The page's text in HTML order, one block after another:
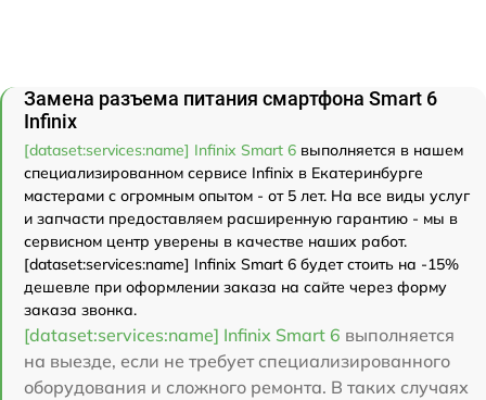
Замена разъема питания смартфона Smart 6
Infinix
[dataset:services:name] Infinix Smart 6 выполняется в нашем
специализированном сервисе Infinix в Екатеринбурге
мастерами с огромным опытом - от 5 лет. На все виды услуг
и запчасти предоставляем расширенную гарантию - мы в
сервисном центр уверены в качестве наших работ.
[dataset:services:name] Infinix Smart 6 будет стоить на -15%
дешевле при оформлении заказа на сайте через форму
заказа звонка.
[dataset:services:name] Infinix Smart 6 выполняется
на выезде, если не требует специализированного
оборудования и сложного ремонта. В таких случаях